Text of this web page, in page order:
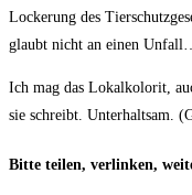
Lockerung des
glaubt nicht an einen
Ich mag das Lokalkolorit,
sie schreibt. Unterhaltsam.
Bitte teilen, verlinken,